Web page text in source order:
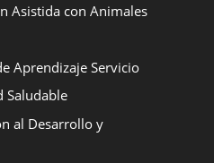
Asistida con Animales
Aprendizaje Servicio
Saludable
al Desarrollo y